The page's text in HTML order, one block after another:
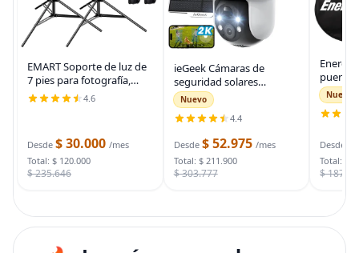
EMART Soporte de luz de
7 pies para fotografía,
soporte de trípode
portátil para fotos y
con funda de
4.6
Desde $ 30.000 /mes
Total: $ 120.000
$ 235.646
ieGeek Cámaras de
seguridad solares
inalámbricas para
exteriores, cámara WiFi 2K
para sistema de
seguridad del hogar,
cámara de vigilancia
Nuevo
4.4
Desde $ 52.975 /mes
Total: $ 211.900
$ 303.777
puente
auto,
para
bolsa
Nuevo
Desde
Total: $
$